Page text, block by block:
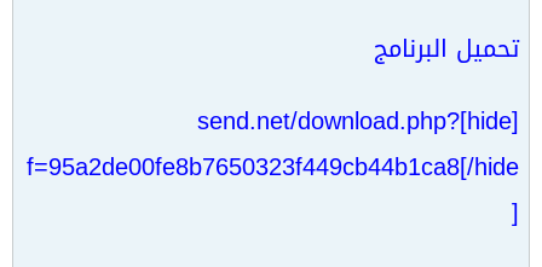
تحميل البرنامج
[hide]send.net/download.php?
f=95a2de00fe8b7650323f449cb44b1ca8[/hide
]